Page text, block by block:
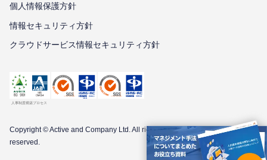
個⼈情報保護⽅針
情報セキュリティ⽅針
クラウドサービス情報セキュリティ方針
Copyright © Active and Company Ltd. All rights
reserved.